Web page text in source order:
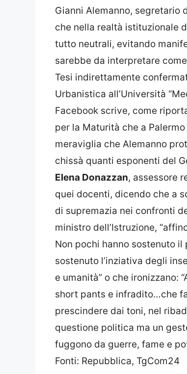
Gianni Alemanno, segretario
che nella realtà istituzionale
tutto neutrali, evitando
sarebbe da interpretare
Tesi indirettamente
Urbanistica all’Università
Facebook scrive, come
per la Maturità che a
meraviglia che Alemanno
chissà quanti esponenti del
Elena Donazzan, assessore
quei docenti, dicendo che a
di supremazia nei confronti
ministro dell’Istruzione,
Non pochi hanno sostenuto il
sostenuto l’inziativa degli
e umanità” o che ironizzano:
short pants e infradito…che
prescindere dai toni, nel
questione politica ma un
fuggono da guerre, fame e
Fonti: Repubblica, TgCom24